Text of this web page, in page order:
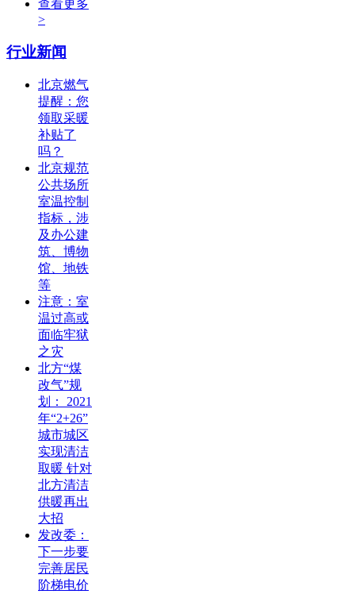
查看更多
>
行业新闻
北京燃气
提醒：您
领取采暖
补贴了
吗？
北京规范
公共场所
室温控制
指标，涉
及办公建
筑、博物
馆、地铁
等
注意：室
温过高或
面临牢狱
之灾
北方“煤
改气”规
划： 2021
年“2+26”
城市城区
实现清洁
取暖 针对
北方清洁
供暖再出
大招
发改委：
下一步要
完善居民
阶梯电价